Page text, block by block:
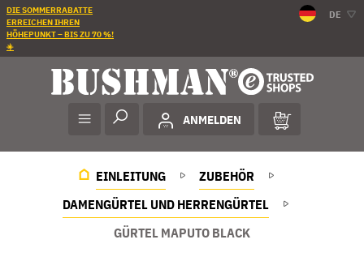
DIE SOMMERRABATTE
ERREICHEN IHREN
HÖHEPUNKT – BIS ZU 70 %!
☀️
DE
ANMELDEN
EINLEITUNG
ZUBEHÖR
DAMENGÜRTEL UND HERRENGÜRTEL
GÜRTEL MAPUTO BLACK